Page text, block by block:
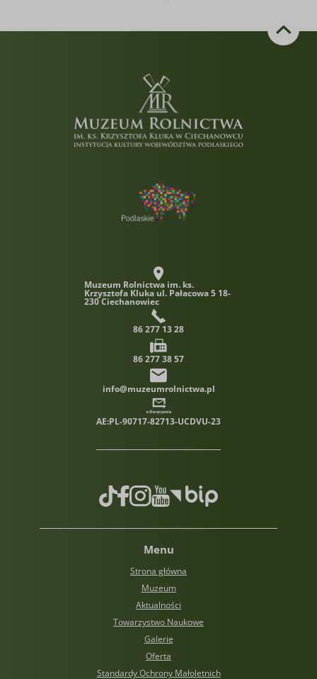
Muzeum Rolnictwa im. ks.
Krzysztofa Kluka ul. Pałacowa 5 18-
230 Ciechanowiec
86 277 13 28
86 277 38 57
info@muzeumrolnictwa.pl
AE:PL-90717-82713-UCDVU-23
TikTokFacebook
Instagram
Youtube
Biuletyn informacji
Menu
Strona główna
Muzeum
Aktualności
Towarzystwo Naukowe
Galerie
Oferta
Standardy Ochrony Małoletnich